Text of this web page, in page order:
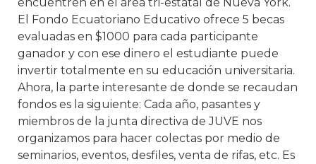
El Fondo Ecuatoriano Educativo ofrece 5 becas
evaluadas en $1000 para cada participante
ganador y con ese dinero el estudiante puede
invertir totalmente en su educación universitaria.
Ahora, la parte interesante de donde se recaudan
fondos es la siguiente: Cada año, pasantes y
miembros de la junta directiva de JUVE nos
organizamos para hacer colectas por medio de
seminarios, eventos, desfiles, venta de rifas, etc. Es